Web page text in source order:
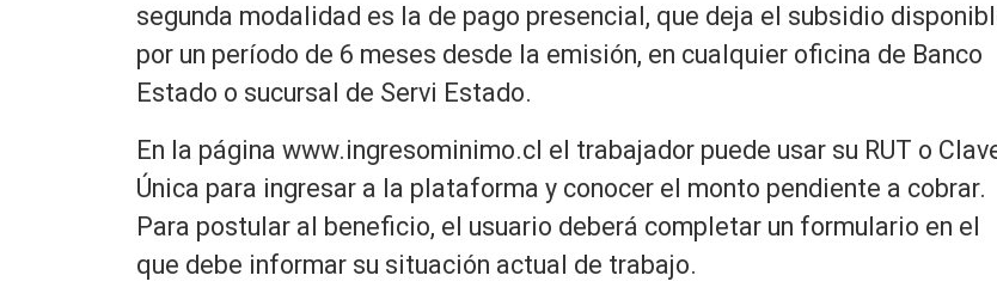
segunda modalidad es la de pago presencial, que deja el subsidio
por un período de 6 meses desde la emisión, en cualquier oficina de Banco
Estado o sucursal de Servi Estado.
En la página www.ingresominimo.cl el trabajador puede usar su RUT o
Única para ingresar a la plataforma y conocer el monto pendiente a cobrar.
Para postular al beneficio, el usuario deberá completar un formulario en el
que debe informar su situación actual de trabajo.